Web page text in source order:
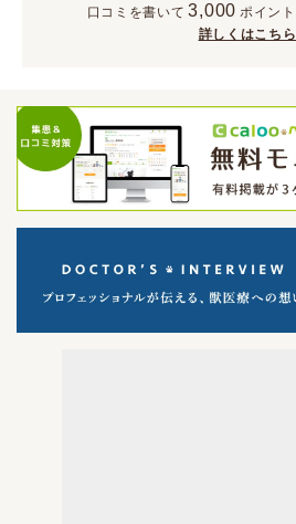
口コミを書いて 3,000 ポイント
詳しくはこちら